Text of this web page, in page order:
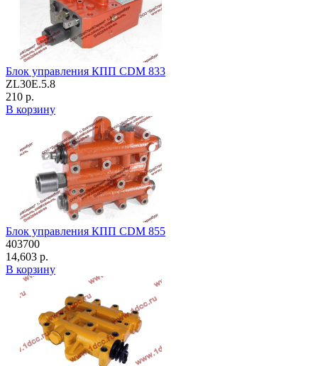
Блок управления КПП CDM 833
ZL30E.5.8
210 р.
В корзину
Блок управления КПП CDM 855
403700
14,603 р.
В корзину